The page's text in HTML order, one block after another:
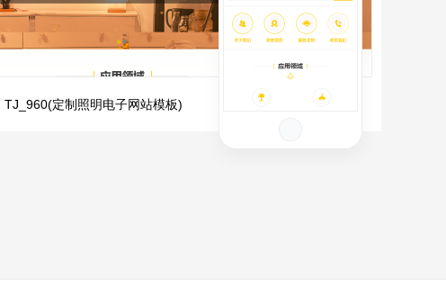
TJ_960(定制照明电子网站模板)